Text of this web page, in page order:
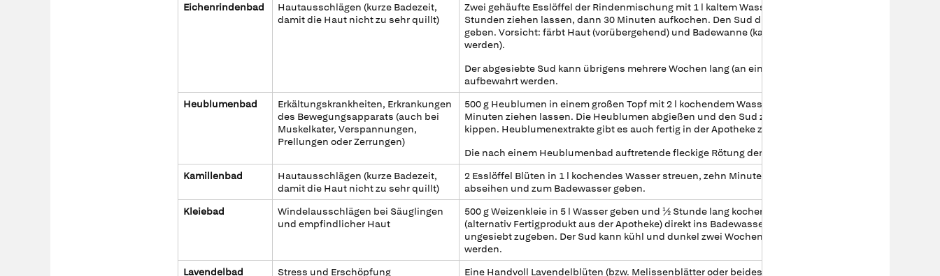
Eichenrindenbad
Hautausschlägen (kurze Badezeit,
damit die Haut nicht zu sehr quillt)
Zwei gehäufte Esslöffel der Rindenmischung mit 1 l kaltem Wasser ansetzen, 12
Stunden ziehen lassen, dann 30 Minuten aufkochen. Den Sud direkt ins Badewasser
geben. Vorsicht: färbt Haut (vorübergehend) und Badewanne (kann abgescheuert
werden).
Der abgesiebte Sud kann übrigens mehrere Wochen lang (an einem dunklen Ort)
aufbewahrt werden.
Heublumenbad
Erkältungskrankheiten, Erkrankungen
des Bewegungsapparats (auch bei
Muskelkater, Verspannungen,
Prellungen oder Zerrungen)
500 g Heublumen in einem großen Topf mit 2 l kochendem Wasser übergießen, 15
Minuten ziehen lassen. Die Heublumen abgießen und den Sud zum Badewasser
kippen. Heublumenextrakte gibt es auch fertig in der Apotheke zu kaufen.
Die nach einem Heublumenbad auftretende fleckige Rötung der Haut ist normal.
Kamillenbad
Hautausschlägen (kurze Badezeit,
damit die Haut nicht zu sehr quillt)
2 Esslöffel Blüten in 1 l kochendes Wasser streuen, zehn Minuten ziehen lassen,
abseihen und zum Badewasser geben.
Kleiebad
Windelausschlägen bei Säuglingen
und empfindlicher Haut
500 g Weizenkleie in 5 l Wasser geben und ½ Stunde lang kochen lassen. Den Sud
(alternativ Fertigprodukt aus der Apotheke) direkt ins Badewasser absieben oder auch
ungesiebt zugeben. Der Sud kann kühl und dunkel zwei Wochen lang aufbewahrt
werden.
Lavendelbad
Stress und Erschöpfung
Eine Handvoll Lavendelblüten (bzw. Melissenblätter oder beides) in 2 l kochendes